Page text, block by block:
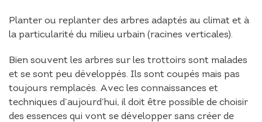
Planter ou replanter des arbres adaptés au climat et à
la particularité du milieu urbain (racines verticales).
Bien souvent les arbres sur les trottoirs sont malades
et se sont peu développés. Ils sont coupés mais pas
toujours remplacés. Avec les connaissances et
techniques d’aujourd’hui, il doit être possible de choisir
des essences qui vont se développer sans créer de